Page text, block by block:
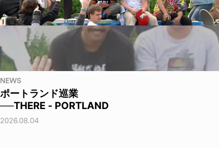
NEWS
ポートランド巡業
──THERE - PORTLAND
2026.08.04